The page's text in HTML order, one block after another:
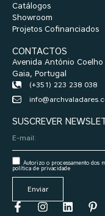
Catálogos
Showroom
Projetos Cofinanciados
CONTACTOS
Avenida António
Gaia, Portugal
(+351) 223 238 038
SUSCREVER
Autorizo o processamento dos
política de privacidade
Enviar